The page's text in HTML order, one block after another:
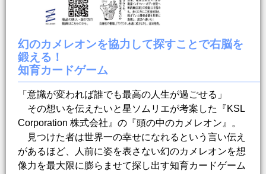
幻のカメレオンを協力して探すことで右脳を
鍛える！
知育カードゲーム
「意識が変われば誰でも最高の人生が過ごせる」
その想いを伝えたいと星ソムリエが考案した『KSL
Corporation 株式会社』の『頭の中のカメレオン』。
見つけた者は世界一の幸せになれるという言い伝え
があるほど、人前に姿を表さない幻のカメレオンを想
像力を最大限に膨らませて探し出す知育カードゲーム